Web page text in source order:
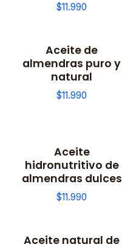
$11.990
Aceite de
almendras puro y
natural
$11.990
Aceite
hidronutritivo de
almendras dulces
$11.990
Aceite natural de